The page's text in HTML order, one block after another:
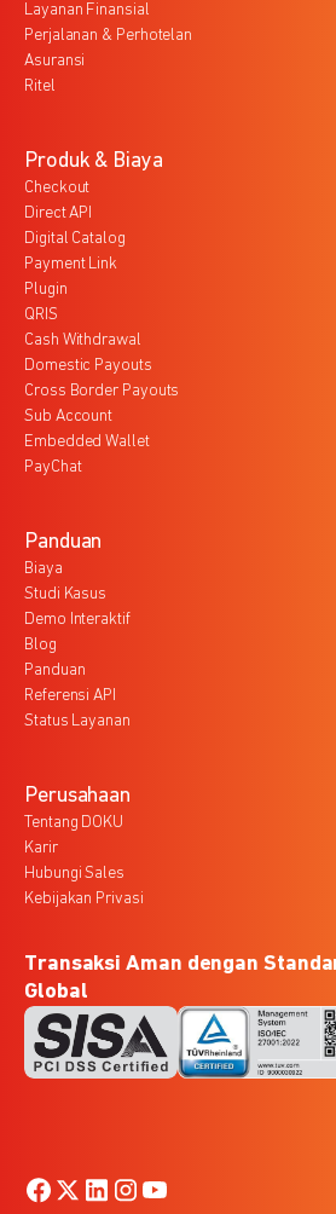
Layanan Finansial
Perjalanan & Perhotelan
Asuransi
Ritel
Produk & Biaya
Checkout
Direct API
Digital Catalog
Payment Link
Plugin
QRIS
Cash Withdrawal
Domestic Payouts
Cross Border Payouts
Sub Account
Embedded Wallet
PayChat
Panduan
Biaya
Studi Kasus
Demo Interaktif
Blog
Panduan
Referensi API
Status Layanan
Perusahaan
Tentang DOKU
Karir
Hubungi Sales
Kebijakan Privasi
Transaksi Aman dengan
Global